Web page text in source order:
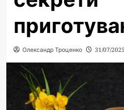
Олександр Троценко 31/07/2025